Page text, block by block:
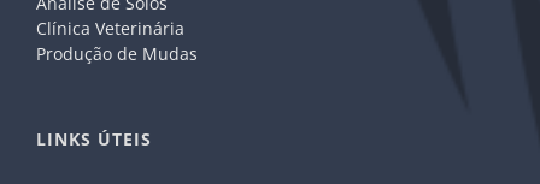
Clínica Veterinária
Produção de Mudas
LINKS ÚTEIS